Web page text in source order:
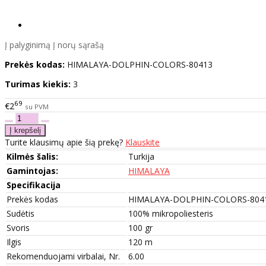
Į palyginimą Į norų sąrašą
Prekės kodas: HIMALAYA-DOLPHIN-COLORS-80413
Turimas kiekis: 3
€269 su PVM
Turite klausimų apie šią prekę? Klauskite
Kilmės šalis:
Turkija
Gamintojas:
HIMALAYA
Specifikacija
Prekės kodas
HIMALAYA-DOLPHIN-COLORS-
Sudėtis
100% mikropoliesteris
Svoris
100 gr
Ilgis
120 m
Rekomenduojami virbalai, Nr.
6.00